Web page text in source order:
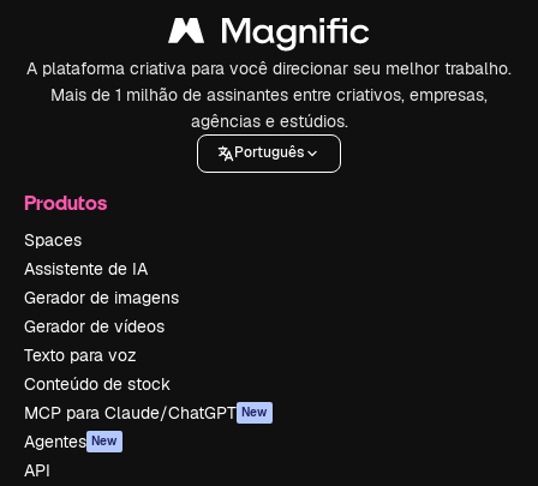
A plataforma criativa para você direcionar seu melhor trabalho.
Mais de 1 milhão de assinantes entre criativos, empresas,
agências e estúdios.
Português
Produtos
Spaces
Assistente de IA
Gerador de imagens
Gerador de vídeos
Texto para voz
Conteúdo de stock
MCP para Claude/ChatGPT New
Agentes New
API